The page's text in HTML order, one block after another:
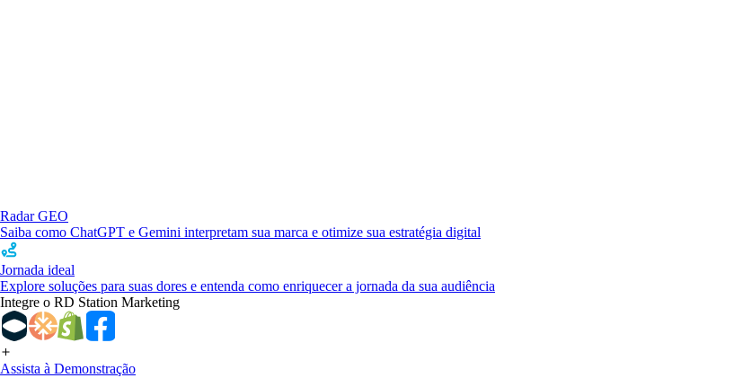
Radar GEO
Saiba como ChatGPT e Gemini interpretam sua marca e otimize sua estratégia digital
Jornada ideal
Explore soluções para suas dores e entenda como enriquecer a jornada da sua audiência
Integre o RD Station Marketing
Assista à Demonstração